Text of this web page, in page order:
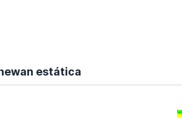
estática